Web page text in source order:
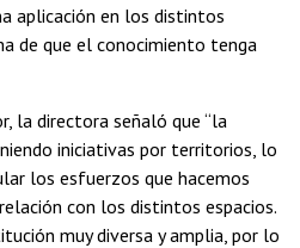
aplicación en los distintos
de que el conocimiento tenga
la directora señaló que “la
iniciativas por territorios, lo
los esfuerzos que hacemos
con los distintos espacios.
muy diversa y amplia, por lo